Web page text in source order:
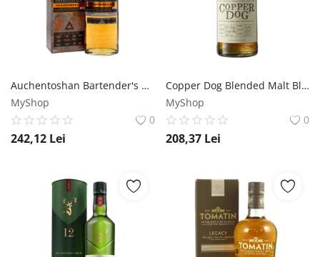
Auchentoshan Bartender's Malt Limited Edition Lowland Single Malt Scotch Whisky 0.7L Auchentoshan
MyShop
0
242,12 Lei
Copper Dog Blended Malt Blended Scotch Whisky 1L Copper Dog
MyShop
0
208,37 Lei